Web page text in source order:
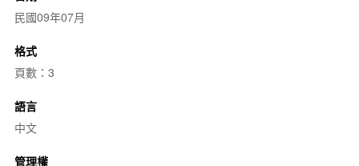
民國09年07月
格式
頁數：3
語言
中文
管理權